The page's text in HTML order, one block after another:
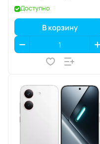
Доступно
В корзину